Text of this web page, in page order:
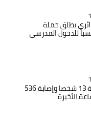
يطلق حملة
للدخول المدرسي
حوادث المرور: وفاة 13 شخصا وإصابة 536